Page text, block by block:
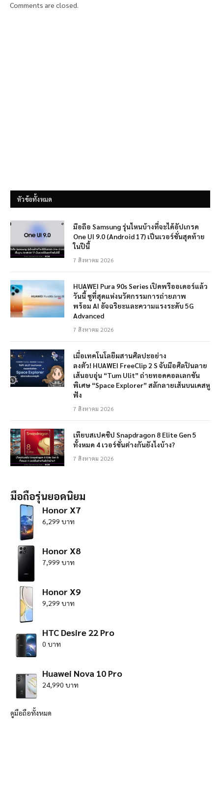
Comments are closed.
หัวข้อทั้งหมด
มือถือ Samsung รุ่นไหนบ้างที่จะได้อัปเกรด
One UI 9.0 (Android 17) เป็นเวอร์ชั่นสุดท้าย
ในปีนี้
7 สิงหาคม 2026
HUAWEI Pura 90s Series เปิดพรีออเดอร์แล้ว
วันนี้ ชูที่สุดแห่งนวัตกรรมการถ่ายภาพ
พร้อม AI อัจฉริยะและความแรงระดับ 5G
Advanced
7 สิงหาคม 2026
เมื่อเทคโนโลยีผสานศิลปะอย่าง
ลงตัว! HUAWEI FreeClip 2 S จับมือศิลปินลาย
เส้นอบอุ่น “Tum Ulit” ถ่ายทอดคอลเลกชัน
พิเศษ “Space Explorer” สลักลายเส้นบนเคสหู
ฟัง
7 สิงหาคม 2026
เทียบสเปคชิป Snapdragon 8 Elite Gen 5
ทั้งหมด 4 เวอร์ชั่นต่างกันยังไงบ้าง?
7 สิงหาคม 2026
มือถือรุ่นยอดนิยม
Honor X7
6,299 บาท
Honor X8
7,999 บาท
Honor X9
9,299 บาท
HTC Desire 22 Pro
0 บาท
Huawei Nova 10 Pro
24,990 บาท
ดูมือถือทั้งหมด